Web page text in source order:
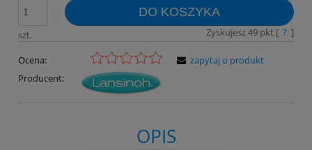
szt.
DO KOSZYKA
Zyskujesz49pkt [ ? ]
Ocena:
Producent:
zapytaj o produkt
OPIS